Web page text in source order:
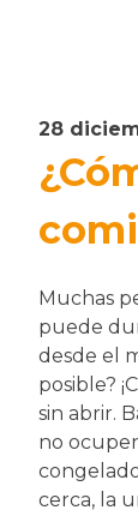
28
Muchas
puede
desde el
posible?
sin abrir.
no
cerca, la